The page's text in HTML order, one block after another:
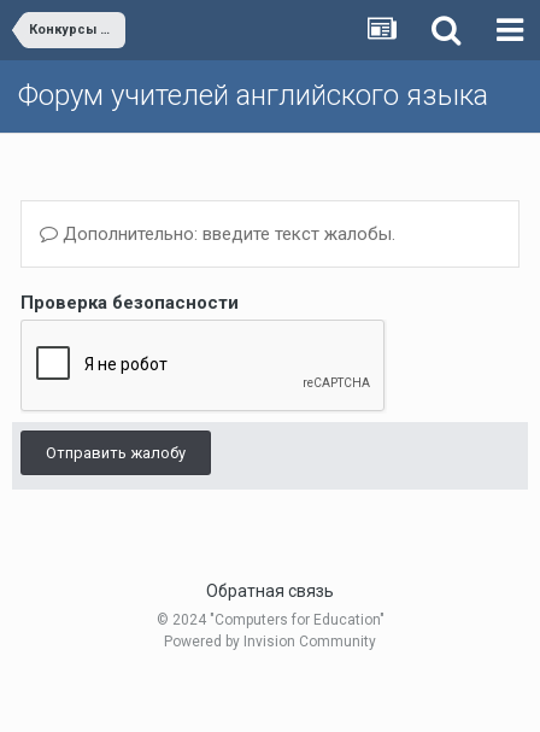
Конкурсы для учителей и учеников
Форум учителей английского языка
Дополнительно: введите текст жалобы.
Проверка безопасности
Отправить жалобу
Обратная связь
© 2024 "Computers for Education"
Powered by Invision Community